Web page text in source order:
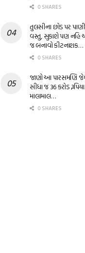
0 SHARES
તુલસીના છોડ પર
વસ્તુ, સુકાશે પણ નહિ
જ બનાવો કીટનાશક…
0 SHARES
જાણો આ પારસમણિ
સીધા જ 36 કરોડ
માલામાલ…
0 SHARES